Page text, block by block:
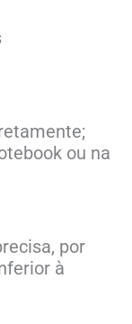
ou na
por
à